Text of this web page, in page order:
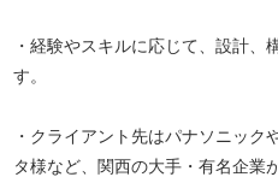
・経験やスキルに応じて、設計、
す。
・クライアント先はパナソニッ
タ様など、関西の大手・有名企業